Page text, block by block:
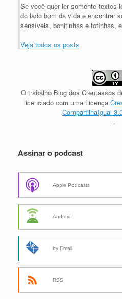
Se você quer ler somente textos
do lado bom da vida e encontrar
sensíveis, bonitinhas e fofinhas,
Veja todos os posts
O trabalho Blog dos Crentassos
licenciado com uma Licença
CompartilhaIgual
.
Assinar o podcast
Apple Podcasts
Android
by Email
RSS